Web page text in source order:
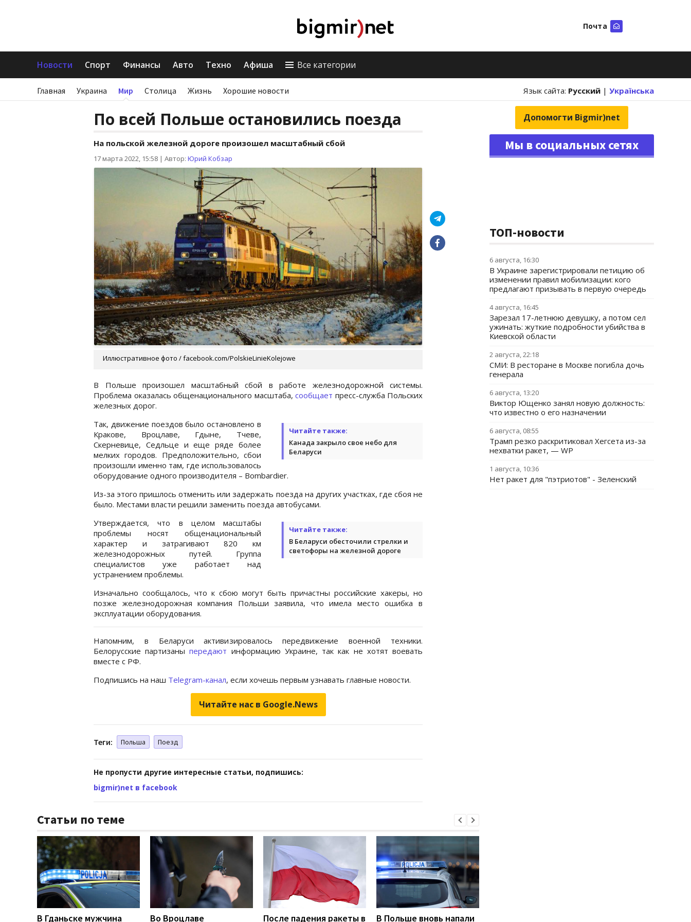
Почта
Новости Спорт Финансы Авто Техно Афиша Все категории
Главная Украина Мир Столица Жизнь Хорошие новости Язык сайта: Русский | Українська
По всей Польше остановились поезда
На польской железной дороге произошел масштабный сбой
17 марта 2022, 15:58 | Автор: Юрий Кобзар
Иллюстративное фото / facebook.com/PolskieLinieKolejowe
В Польше произошел масштабный сбой в работе железнодорожной системы.
Проблема оказалась общенационального масштаба, сообщает пресс-служба Польских
железных дорог.
Читайте также:
Канада закрыло свое небо для
Беларуси
Так, движение поездов было остановлено в
Кракове, Вроцлаве, Гдыне, Тчеве,
Скерневице, Седльце и еще ряде более
мелких городов. Предположительно, сбои
произошли именно там, где использовалось
оборудование одного производителя – Bombardier.
Из-за этого пришлось отменить или задержать поезда на других участках, где сбоя не
было. Местами власти решили заменить поезда автобусами.
Читайте также:
В Беларуси обесточили стрелки и
светофоры на железной дороге
Утверждается, что в целом масштабы
проблемы носят общенациональный
характер и затрагивают 820 км
железнодорожных путей. Группа
специалистов уже работает над
устранением проблемы.
Изначально сообщалось, что к сбою могут быть причастны российские хакеры, но
позже железнодорожная компания Польши заявила, что имела место ошибка в
эксплуатации оборудования.
Напомним, в Беларуси активизировалось передвижение военной техники.
Белорусские партизаныпередают информацию Украине, так как не хотят воевать
вместе с РФ.
Подпишись на наш Telegram-канал, если хочешь первым узнавать главные новости.
Читайте нас в Google.News
Теги: Польша Поезд
Не пропусти другие интересные статьи, подпишись:
bigmir)net в facebook
Статьи по теме
В Гданьске мужчина
Во Вроцлаве
После падения ракеты в
В Польше вновь напали
Допомогти Bigmir)net
Мы в социальных сетях
ТОП-новости
6 августа, 16:30
В Украине зарегистрировали петицию об
изменении правил мобилизации: кого
предлагают призывать в первую очередь
4 августа, 16:45
Зарезал 17-летнюю девушку, а потом сел
ужинать: жуткие подробности убийства в
Киевской области
2 августа, 22:18
СМИ: В ресторане в Москве погибла дочь
генерала
6 августа, 13:20
Виктор Ющенко занял новую должность:
что известно о его назначении
6 августа, 08:55
Трамп резко раскритиковал Хегсета из-за
нехватки ракет, — WP
1 августа, 10:36
Нет ракет для "пэтриотов" - Зеленский